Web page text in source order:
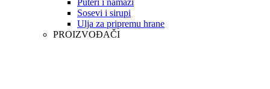
Sosevi i sirupi
Ulja za pripremu hrane
PROIZVOĐAČI